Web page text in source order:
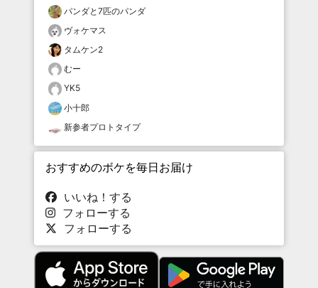
パンダと7匹のパンダ
ヴォケマス
タムケン2
むー
YK5
小十郎
新参者プロトタイプ
おすすめのボケを毎日お届け
いいね！する
フォローする
フォローする